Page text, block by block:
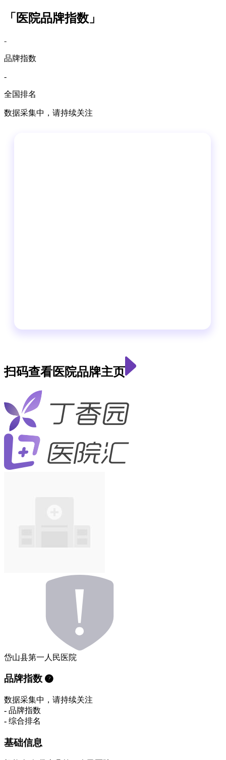
「医院品牌指数」
-
品牌指数
-
全国排名
数据采集中，请持续关注
扫码查看医院品牌主页
岱山县第一人民医院
品牌指数
数据采集中，请持续关注
- 品牌指数
- 综合排名
基础信息